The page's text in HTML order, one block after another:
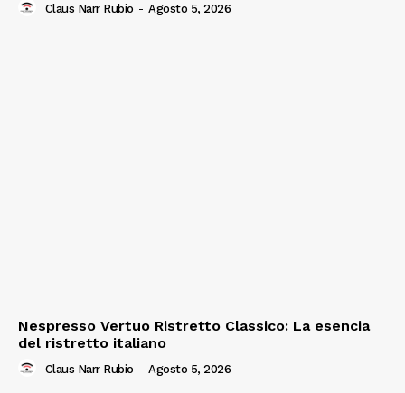
Claus Narr Rubio - Agosto 5, 2026
Nespresso Vertuo Ristretto Classico: La esencia
del ristretto italiano
Claus Narr Rubio - Agosto 5, 2026